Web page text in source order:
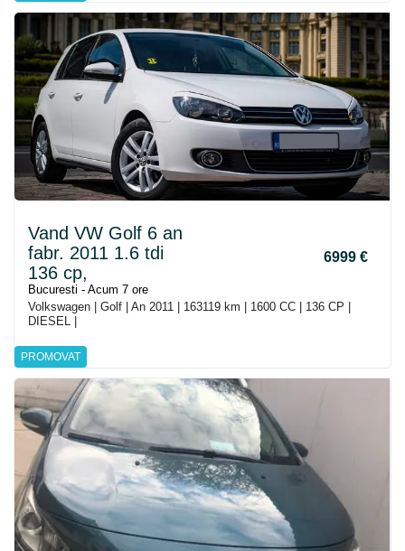
PROMOVAT
Vand VW Golf 6 an
fabr. 2011 1.6 tdi
136 cp,
6999 €
Bucuresti - Acum 7 ore
Volkswagen | Golf | An 2011 | 163119 km | 1600 CC | 136 CP |
DIESEL |